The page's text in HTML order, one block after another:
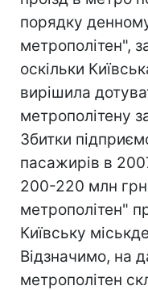
порядку
метрополітен",
оскільки
вирішила
метрополітену
Збитки
пасажирів в
200-220 млн
метрополітен"
Київську
Відзначимо, на
метрополітен